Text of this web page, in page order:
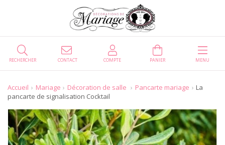
CONTACT
RECHERCHER COMPTE PANIER MENU
Accueil Mariage Décoration de salle Pancarte mariage
La
pancarte de signalisation Cocktail